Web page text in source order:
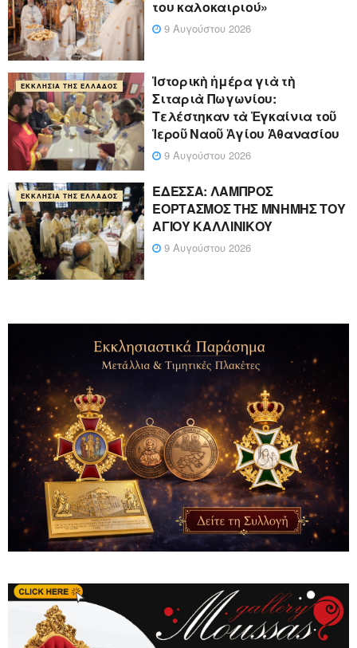
του καλοκαιριού»
9 Αυγούστου 2026
ΕΚΚΛΗΣΊΑ ΤΗΣ ΕΛΛΆΔΟΣ
Ἱστορικὴ ἡμέρα γιὰ τὴ
Σιταριὰ Πωγωνίου:
Τελέστηκαν τὰ Ἐγκαίνια τοῦ
Ἱεροῦ Ναοῦ Ἁγίου Ἀθανασίου
9 Αυγούστου 2026
ΕΚΚΛΗΣΊΑ ΤΗΣ ΕΛΛΆΔΟΣ
ΕΔΕΣΣΑ: ΛΑΜΠΡΟΣ
ΕΟΡΤΑΣΜΟΣ ΤΗΣ ΜΝΗΜΗΣ ΤΟΥ
ΑΓΙΟΥ ΚΑΛΛΙΝΙΚΟΥ
9 Αυγούστου 2026